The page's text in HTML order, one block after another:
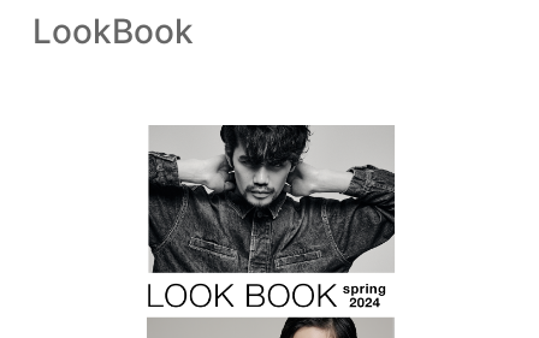
DENIM : デニム
T-SHIRT : Tシャツ
KNIT : ニット
SHIRT : シャツ
OUTERS : アウター
LookBook